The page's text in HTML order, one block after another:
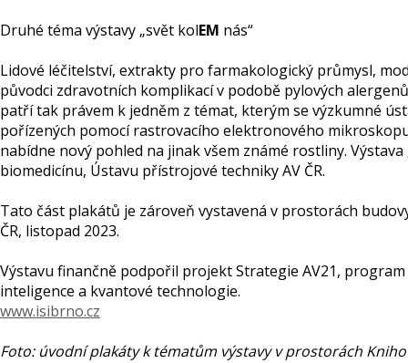
Druhé téma výstavy „svět kolEM nás“
Lidové léčitelství, extrakty pro farmakologický průmysl,
původci zdravotních komplikací v podobě pylových
patří tak právem k jedněm z témat, kterým se výzkumné
pořízených pomocí rastrovacího elektronového
nabídne nový pohled na jinak všem známé rostliny. Výstava
biomedicínu, Ústavu přístrojové techniky AV ČR.
Tato část plakátů je zároveň vystavená v prostorách
ČR, listopad 2023.
Výstavu finančně podpořil projekt Strategie AV21,
inteligence a kvantové technologie.
www.isibrno.cz
Foto: úvodní plakáty k tématům výstavy v prostorách